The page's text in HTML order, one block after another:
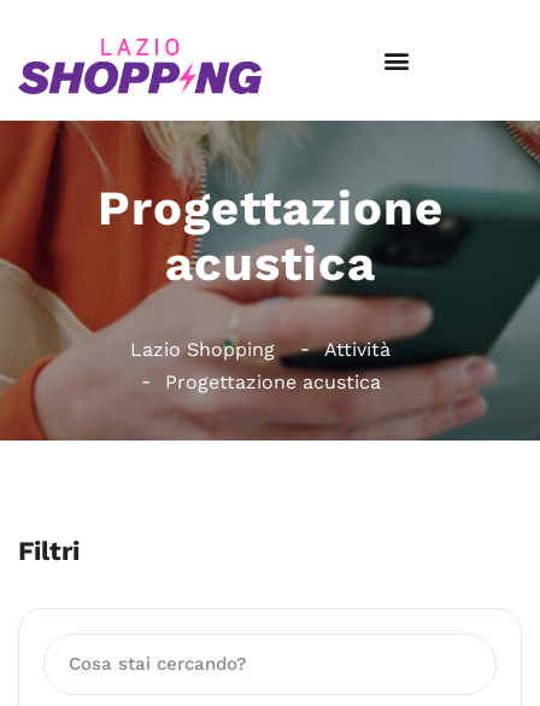
Progettazione
acustica
Lazio Shopping
Attività
Progettazione acustica
Filtri